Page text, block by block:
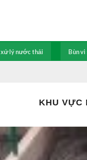
xử lý nước thải Bùn vi
KHU VỰC